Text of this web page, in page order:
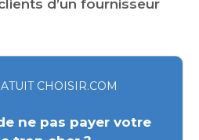
d’un fournisseur
CHOISIR.COM
ne pas payer votre